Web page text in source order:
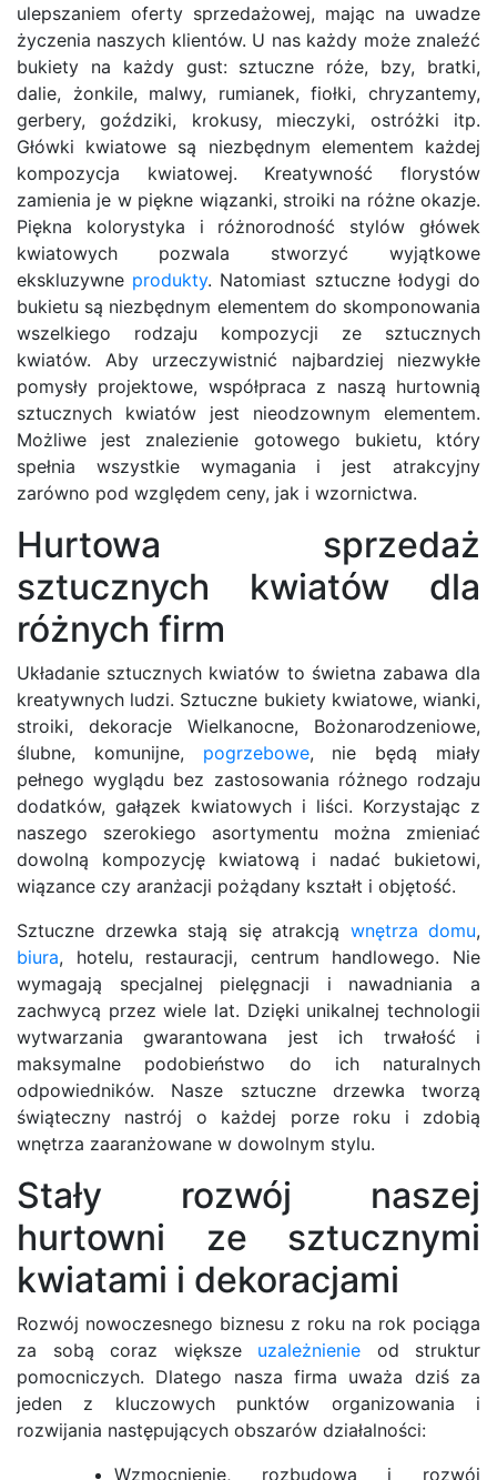
ulepszaniem oferty sprzedażowej, mając na uwadze
życzenia naszych klientów. U nas każdy może znaleźć
bukiety na każdy gust: sztuczne róże, bzy, bratki,
dalie, żonkile, malwy, rumianek, fiołki, chryzantemy,
gerbery, goździki, krokusy, mieczyki, ostróżki itp.
Główki kwiatowe są niezbędnym elementem każdej
kompozycja kwiatowej. Kreatywność florystów
zamienia je w piękne wiązanki, stroiki na różne okazje.
Piękna kolorystyka i różnorodność stylów główek
kwiatowych pozwala stworzyć wyjątkowe
ekskluzywne produkty. Natomiast sztuczne łodygi do
bukietu są niezbędnym elementem do skomponowania
wszelkiego rodzaju kompozycji ze sztucznych
kwiatów. Aby urzeczywistnić najbardziej niezwykłe
pomysły projektowe, współpraca z naszą hurtownią
sztucznych kwiatów jest nieodzownym elementem.
Możliwe jest znalezienie gotowego bukietu, który
spełnia wszystkie wymagania i jest atrakcyjny
zarówno pod względem ceny, jak i wzornictwa.
Hurtowa sprzedaż
sztucznych kwiatów dla
różnych firm
Układanie sztucznych kwiatów to świetna zabawa dla
kreatywnych ludzi. Sztuczne bukiety kwiatowe, wianki,
stroiki, dekoracje Wielkanocne, Bożonarodzeniowe,
ślubne, komunijne, pogrzebowe, nie będą miały
pełnego wyglądu bez zastosowania różnego rodzaju
dodatków, gałązek kwiatowych i liści. Korzystając z
naszego szerokiego asortymentu można zmieniać
dowolną kompozycję kwiatową i nadać bukietowi,
wiązance czy aranżacji pożądany kształt i objętość.
Sztuczne drzewka stają się atrakcją wnętrza domu,
biura, hotelu, restauracji, centrum handlowego. Nie
wymagają specjalnej pielęgnacji i nawadniania a
zachwycą przez wiele lat. Dzięki unikalnej technologii
wytwarzania gwarantowana jest ich trwałość i
maksymalne podobieństwo do ich naturalnych
odpowiedników. Nasze sztuczne drzewka tworzą
świąteczny nastrój o każdej porze roku i zdobią
wnętrza zaaranżowane w dowolnym stylu.
Stały rozwój naszej
hurtowni ze sztucznymi
kwiatami i dekoracjami
Rozwój nowoczesnego biznesu z roku na rok pociąga
za sobą coraz większe uzależnienie od struktur
pomocniczych. Dlatego nasza firma uważa dziś za
jeden z kluczowych punktów organizowania i
rozwijania następujących obszarów działalności:
Wzmocnienie, rozbudowa i rozwój